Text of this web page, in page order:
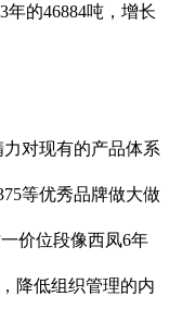
的46884吨，增长
对现有的产品体系
等优秀品牌做大做
价位段像西凤6年
降低组织管理的内